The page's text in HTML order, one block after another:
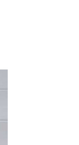
Lades om
Lyser i 8–10
Vær­bestandig